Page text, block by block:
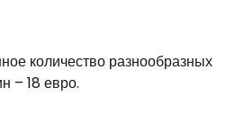
количество разнообразных
– 18 евро.